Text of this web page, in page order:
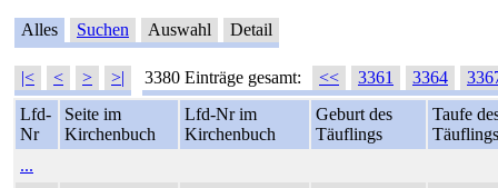
Alles Suchen Auswahl Detail
|< < > >| 3380 Einträge gesamt: << 3361 3364
Lfd-
Nr
Seite im
Kirchenbuch
Lfd-Nr im
Kirchenbuch
Geburt des
Täuflings
Taufe
Täuflings
...